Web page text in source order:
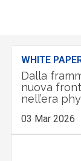
WHITE
Dalla
nuova
nell’era
03 Mar 2026